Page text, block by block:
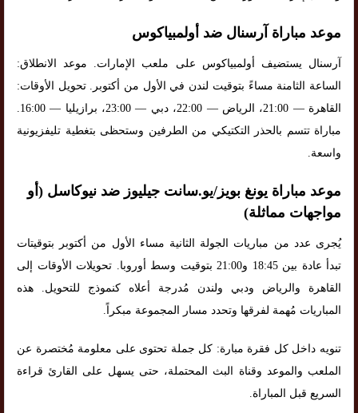
موعد مباراة آرسنال ضد أولمبياكوس
آرسنال يستضيف أولمبياكوس على ملعب الإمارات. موعد الانطلاق:
الساعة الثامنة مساءً بتوقيت لندن في الأول من أكتوبر. تحويل الأوقات:
القاهرة — 21:00، الرياض — 22:00، دبي — 23:00، برازيليا — 16:00.
مباراة تتسم بالحذر التكتيكي من الطرفين وستحظى بتغطية تليفزيونية
واسعة.
موعد مباراة يونغ بويز/يو.سانت جيليوز ضد نيوكاسل (أو
مواجهات مماثلة)
يُجرى عدد من مباريات الجولة الثانية مساء الأول من أكتوبر بتوقيتات
تبدأ عادة بين 18:45 و21:00 بتوقيت وسط أوروبا. تحويلات الأوقات إلى
القاهرة والرياض ودبي ولندن مُدرجة أعلاه كنموذج للتحويل. هذه
المباريات مُهمة لفرقها وتحدد مسار المجموعة مبكراً.
تنويه داخل كل فقرة مبارة: كل جملة تحتوى على معلومة مُختصرة عن
الملعب والموعد وقناة البث المحتملة، حتى يسهل على القارئ قراءة
السريع قبل المباراة.